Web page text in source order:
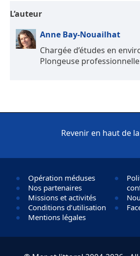
L’auteur
Anne Bay-Nouailhat
Chargée d’études en
Plongeuse
Revenir en haut de
Opération méduses
Nos partenaires
Missions et activités
Conditions d’utilisation
Mentions légales